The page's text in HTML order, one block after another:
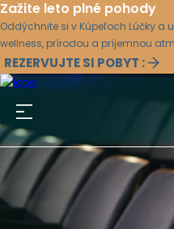
Zažite leto plné pohody
Oddýchnite si v Kúpeľoch Lúčky a
wellness, prírodou a príjemnou
REZERVUJTE SI POBYT :